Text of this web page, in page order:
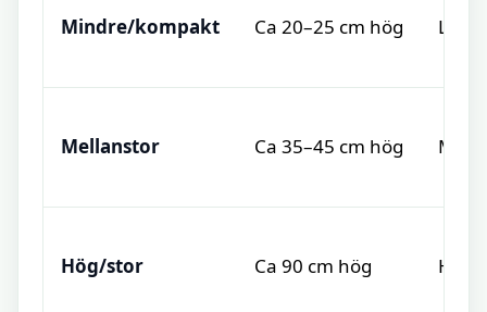
Mindre/kompakt Ca 20–25 cm hög
Mellanstor Ca 35–45 cm hög
Hög/stor Ca 90 cm hög Hög